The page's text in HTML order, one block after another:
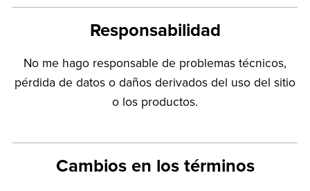
Responsabilidad
No me hago responsable de problemas técnicos,
pérdida de datos o daños derivados del uso del sitio
o los productos.
Cambios en los términos